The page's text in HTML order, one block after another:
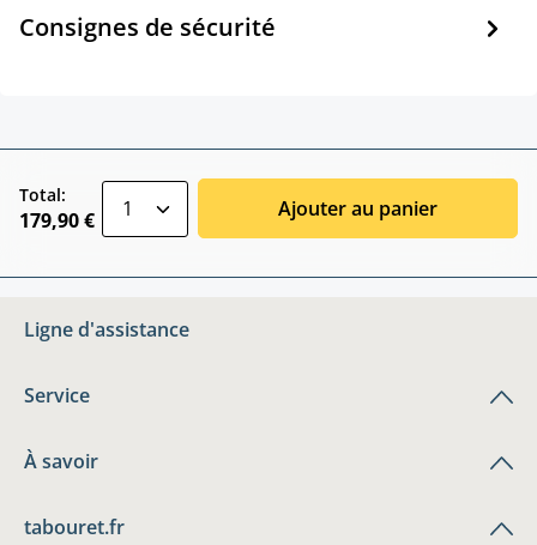
Consignes de sécurité
Total:
179,90 € Ajouter au panier
Ligne d'assistance
Service
À savoir
tabouret.fr